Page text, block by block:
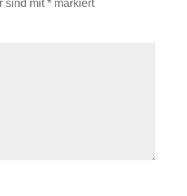
sind mit*markiert